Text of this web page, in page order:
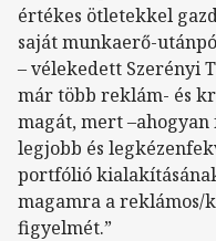
értékes ötletekkel
saját munkaerő-
– vélekedett Szerényi
már több reklám- és
magát, mert –ahogyan
legjobb és
portfólió
magamra a reklámos/
figyelmét.”